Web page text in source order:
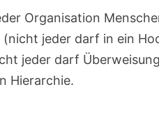
Organisation
jeder darf in ein
jeder darf
Hierarchie.